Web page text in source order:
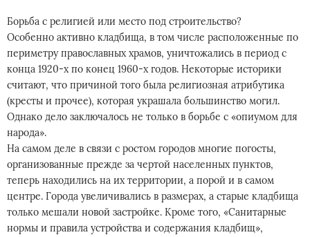
Борьба с религией или место под строительство?
Особенно активно кладбища, в том числе расположенные по
периметру православных храмов, уничтожались в период с
конца 1920-х по конец 1960-х годов. Некоторые историки
считают, что причиной того была религиозная атрибутика
(кресты и прочее), которая украшала большинство могил.
Однако дело заключалось не только в борьбе с «опиумом для
народа».
На самом деле в связи с ростом городов многие погосты,
организованные прежде за чертой населенных пунктов,
теперь находились на их территории, а порой и в самом
центре. Города увеличивались в размерах, а старые кладбища
только мешали новой застройке. Кроме того, «Санитарные
нормы и правила устройства и содержания кладбищ»,